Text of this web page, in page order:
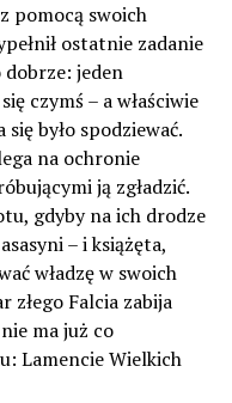
pomocą swoich
ostatnie zadanie
jeden
czymś – a właściwie
było spodziewać.
na ochronie
ją zgładzić.
gdyby na ich drodze
– i książęta,
władzę w swoich
złego Falcia zabija
ma już co
Lamencie Wielkich